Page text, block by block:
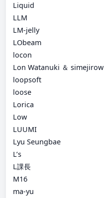
Liquid
LLM
LM-jelly
LObeam
locon
Lon Watanuki ＆ simejirow
loopsoft
loose
Lorica
Low
LUUMI
Lyu Seungbae
L’s
L課長
M16
ma-yu